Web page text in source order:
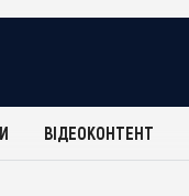
ВІДЕОКОНТЕНТ